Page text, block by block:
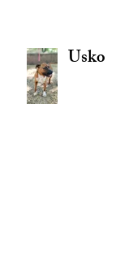
Usko